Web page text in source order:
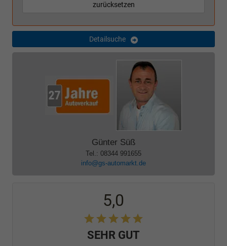
zurücksetzen
Detailsuche
Günter Süß
Tel.: 08344 991655
info@gs-automarkt.de
5,0
SEHR GUT